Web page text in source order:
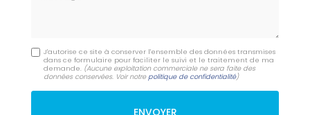
J'autorise ce site à conserver l'ensemble des données transmises
dans ce formulaire pour faciliter le suivi et le traitement de ma
demande. (Aucune exploitation commerciale ne sera faite des
données conservées. Voir notrepolitique de confidentialité)